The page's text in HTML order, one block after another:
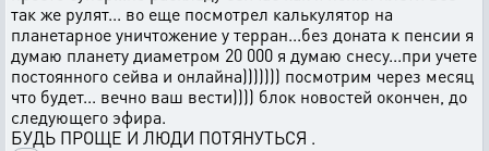
так же рулят... во еще посмотрел калькулятор на
планетарное уничтожение у терран...без доната к пенсии я
думаю планету диаметром 20 000 я думаю снесу...при учете
постоянного сейва и онлайна))))))) посмотрим через месяц
что будет... вечно ваш вести)))) блок новостей окончен, до
следующего эфира.
БУДЬ ПРОЩЕ И ЛЮДИ ПОТЯНУТЬСЯ .